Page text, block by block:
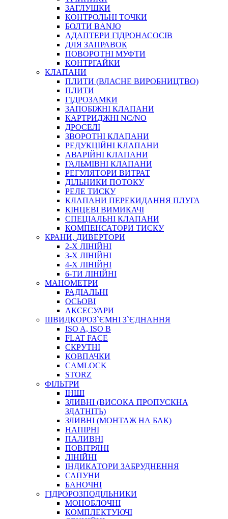
ФІТИНГИ КОНДИЦІОНЕРНІ
ЗАХИСТ РУКАВІВ
ФІТИНГИ KARCHER
ФІТИНГИ НА ПІДЙОМ КАБІНИ
КОНЕКТОРИ
ХОМУТИ
ЧЕРВ`ЯЧНІ
ПРУЖИННІ
НЕЙЛОНОВІ
ПРОРЕЗИНЕНІ
АВТОТОВАРИ
АВТОХІМІЯ
ДОМКРАТИ
НАБОРИ ЗАПОБІЖНИКІВ, КЛЕМ, АКСЕСУАРІВ
НАСОСИ, КОМПРЕСОРИ, МАНОМЕТРИ
ПАСТА, АНТИСЕПТИК
ІНСТРУМЕНТ
САДОВИЙ ІНВЕНТАР
ЕЛЕКТРИЧНІ ПРИЛАДИ
ПАЛЬНИКИ, ПАЯЛЬНИКИ, ПАЯЛЬНІ ЛАМПИ
ІНСТРУМЕНТИ ДЛЯ ЕЛЕКТРИКА
ЕЛЕКТРОІНСТРУМЕНТИ
ЗАМКИ І КОМПЛЕКТУЮЧІ
ІНСТРУМЕНТИ ДЛЯ ЗВАРЮВАННЯ, АКСЕСУАРИ
ЗАГЛУШКИ
КОНТРОЛЬНІ ТОЧКИ
БОЛТИ BANJO
АДАПТЕРИ ГІДРОНАСОСІВ
ДЛЯ ЗАПРАВОК
ПОВОРОТНІ МУФТИ
КОНТРГАЙКИ
КЛАПАНИ
ПЛИТИ (ВЛАСНЕ ВИРОБНИЦТВО)
ПЛИТИ
ГІДРОЗАМКИ
ЗАПОБІЖНІ КЛАПАНИ
КАРТРИДЖНІ NC/NO
ДРОСЕЛІ
ЗВОРОТНІ КЛАПАНИ
РЕДУКЦІЙНІ КЛАПАНИ
АВАРІЙНІ КЛАПАНИ
ГАЛЬМІВНІ КЛАПАНИ
РЕГУЛЯТОРИ ВИТРАТ
ДІЛЬНИКИ ПОТОКУ
РЕЛЕ ТИСКУ
КЛАПАНИ ПЕРЕКИДАННЯ ПЛУГА
КІНЦЕВІ ВИМИКАЧІ
СПЕЦІАЛЬНІ КЛАПАНИ
КОМПЕНСАТОРИ ТИСКУ
КРАНИ, ДИВЕРТОРИ
2-Х ЛІНІЙНІ
3-Х ЛІНІЙНІ
4-Х ЛІНІЙНІ
6-ТИ ЛІНІЙНІ
МАНОМЕТРИ
РАДІАЛЬНІ
ОСЬОВІ
АКСЕСУАРИ
ШВИДКОРОЗ`ЄМНІ З`ЄДНАННЯ
ISO A, ISO B
FLAT FACE
СКРУТНІ
КОВПАЧКИ
CAMLOCK
STORZ
ФІЛЬТРИ
ІНШІ
ЗЛИВНІ (ВИСОКА ПРОПУСКНА
ЗДАТНІТЬ)
ЗЛИВНІ (МОНТАЖ НА БАК)
НАПІРНІ
ПАЛИВНІ
ПОВІТРЯНІ
ЛІНІЙНІ
ІНДИКАТОРИ ЗАБРУДНЕННЯ
САПУНИ
БАНОЧНІ
ГІДРОРОЗПОДІЛЬНИКИ
МОНОБЛОЧНІ
КОМПЛЕКТУЮЧІ